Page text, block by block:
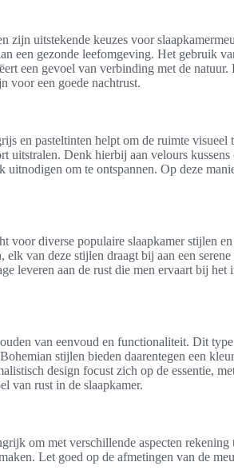
zijn uitstekende keuzes voor
een gezonde leefomgeving. Het gebruik
een gevoel van verbinding met de
voor een goede nachtrust.
en pasteltinten helpt om de ruimte visueel
uitstralen. Denk hierbij aan velours kussens
om te ontspannen. Op deze
voor diverse populaire slaapkamer stijlen
van deze stijlen draagt bij aan een serene
leveren aan de rust die men ervaart bij het
van eenvoud en functionaliteit. Dit
stijlen bieden daarentegen een
design focust zich op de essentie,
van rust in de slaapkamer.
om met verschillende aspecten rekening
Let goed op de afmetingen van de